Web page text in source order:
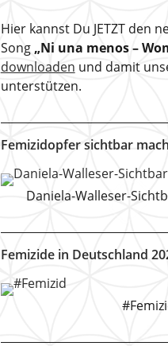
Hier kannst Du JETZT den
Song „Ni una menos –
downloaden und damit
unterstützen.
Femizidopfer sichtbar
Daniela-Walleser-
Femizide in Deutschland